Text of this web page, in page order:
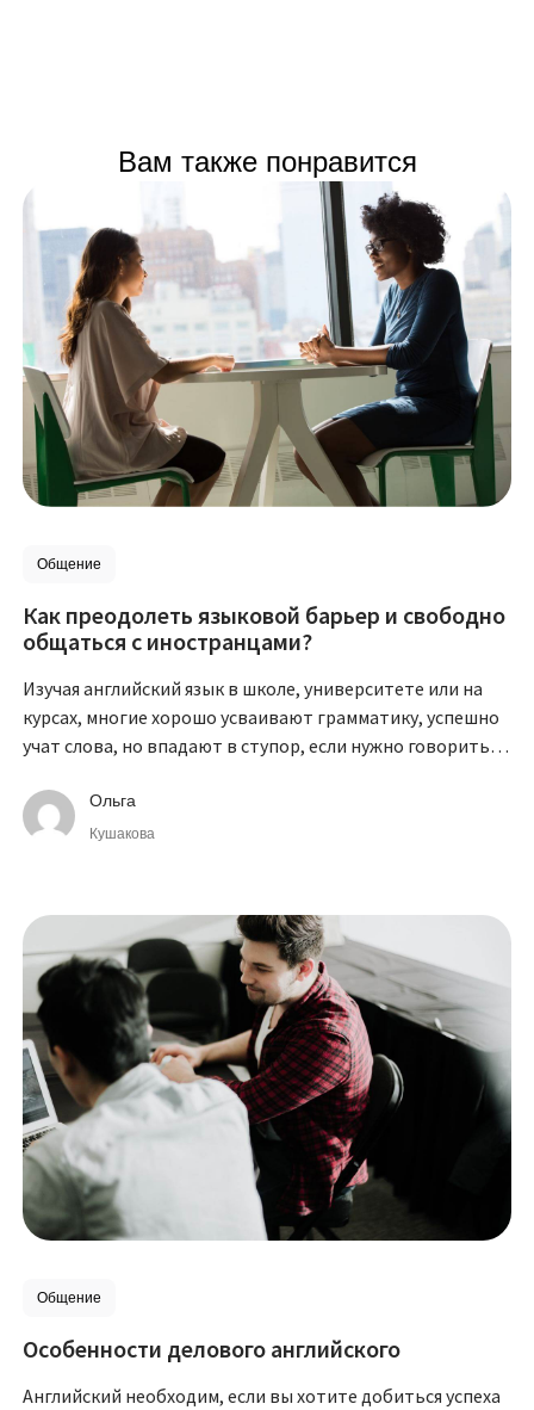
Вам также понравится
Общение
Как преодолеть языковой барьер и свободно
общаться с иностранцами?
Изучая английский язык в школе, университете или на
курсах, многие хорошо усваивают грамматику, успешно
учат слова, но впадают в ступор, если нужно говорить с
Ольга
Кушакова
Общение
Особенности делового английского
Английский необходим, если вы хотите добиться успеха